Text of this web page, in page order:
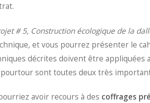
# 5, Construction écologique de la
et vous pourrez présenter le
décrites doivent être appliquées
pourtour sont toutes deux très
avoir recours à des coffrages